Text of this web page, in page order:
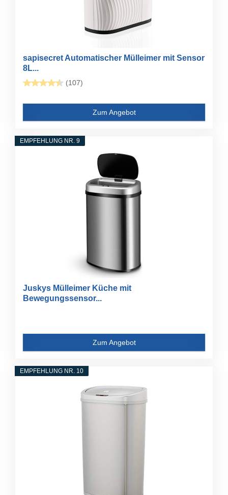
sapisecret Automatischer Mülleimer mit Sensor
8L...
(107)
Zum Angebot
EMPFEHLUNG NR. 9
Juskys Mülleimer Küche mit
Bewegungssensor...
Zum Angebot
EMPFEHLUNG NR. 10